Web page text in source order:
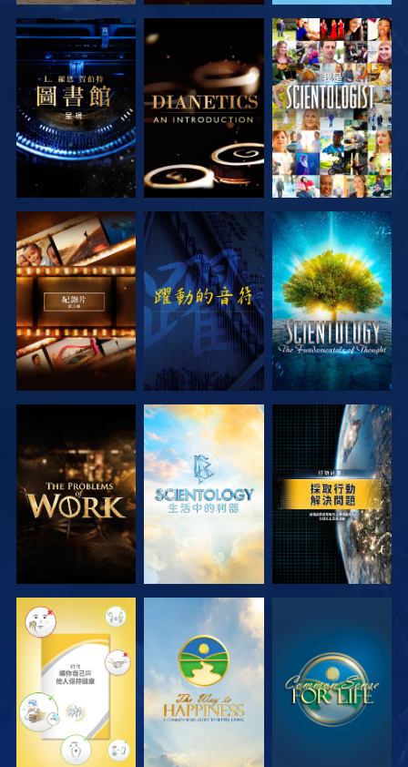
探索系列節目 探索系列節目 觀看
探索系列節目 觀看 探索系列節目
探索系列節目 探索系列節目 觀看
觀看 觀看 觀看